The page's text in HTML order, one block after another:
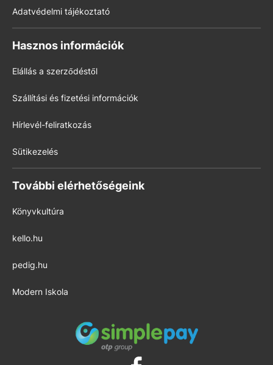
Adatvédelmi tájékoztató
Hasznos információk
Elállás a szerződéstől
Szállítási és fizetési információk
Hírlevél-feliratkozás
Sütikezelés
További elérhetőségeink
Könyvkultúra
kello.hu
pedig.hu
Modern Iskola